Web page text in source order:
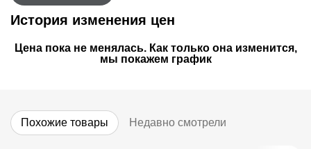
История изменения цен
Цена пока не менялась. Как только она изменится,
мы покажем график
Похожие товары Недавно смотрели